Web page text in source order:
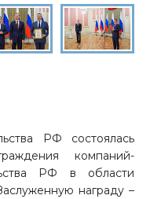
РФ состоялась
компаний-
РФ в области
награду –